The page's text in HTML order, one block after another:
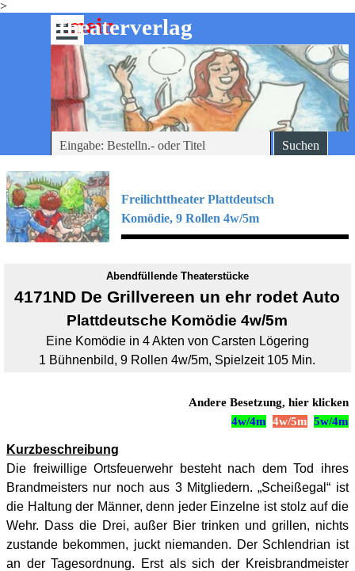
>
Direkt zum Seiteninhalt
-theaterverlag
mein
Menü überspringen
Suchen
Freilichttheater Plattdeutsch
Komödie, 9 Rollen 4w/5m
Abendfüllende Theaterstücke
4171ND De Grillvereen un ehr rodet Auto
Plattdeutsche Komödie 4w/5m
Eine Komödie in 4 Akten von Carsten Lögering
1 Bühnenbild, 9 Rollen 4w/5m, Spielzeit 105 Min.
Andere Besetzung, hier klicken
4w/4m 4w/5m 5w/4m
Kurzbeschreibung
Die freiwillige Ortsfeuerwehr besteht nach dem Tod ihres
Brandmeisters nur noch aus 3 Mitgliedern. „Scheißegal“ ist
die Haltung der Männer, denn jeder Einzelne ist stolz auf die
Wehr. Dass die Drei, außer Bier trinken und grillen, nichts
zustande bekommen, juckt niemanden. Der Schlendrian ist
an der Tagesordnung. Erst als sich der Kreisbrandmeister